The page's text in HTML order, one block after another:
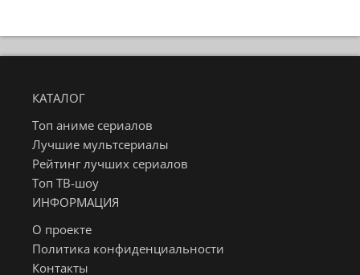
КАТАЛОГ
Топ аниме сериалов
Лучшие мультсериалы
Рейтинг лучших сериалов
Топ ТВ-шоу
ИНФОРМАЦИЯ
О проекте
Политика конфиденциальности
Контакты